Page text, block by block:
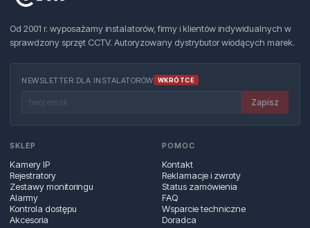
Od 2001 r. wyposażamy instalatorów, firmy i klientów indywidualnych w
sprawdzony sprzęt CCTV. Autoryzowany dystrybutor wiodących marek.
NEWSLETTER DLA INSTALATORÓW WKRÓTCE
Zapisz
SKLEP
Kamery IP
Rejestratory
Zestawy monitoringu
Alarmy
Kontrola dostępu
Akcesoria
POMOC
Kontakt
Reklamacje i zwroty
Status zamówienia
FAQ
Wsparcie techniczne
Doradca